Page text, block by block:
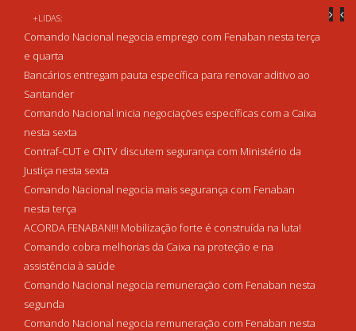
+LIDAS:
Comando Nacional negocia emprego com Fenaban nesta terça
e quarta
Bancários entregam pauta específica para renovar aditivo ao
Santander
Comando Nacional inicia negociações específicas com a Caixa
nesta sexta
Contraf-CUT e CNTV discutem segurança com Ministério da
Justiça nesta sexta
Comando Nacional negocia mais segurança com Fenaban
nesta terça
ACORDA FENABAN!!! Mobilização forte é construída na luta!
Comando cobra melhorias da Caixa na proteção e na
assistência à saúde
Comando Nacional negocia remuneração com Fenaban nesta
segunda
Comando Nacional negocia remuneração com Fenaban nesta